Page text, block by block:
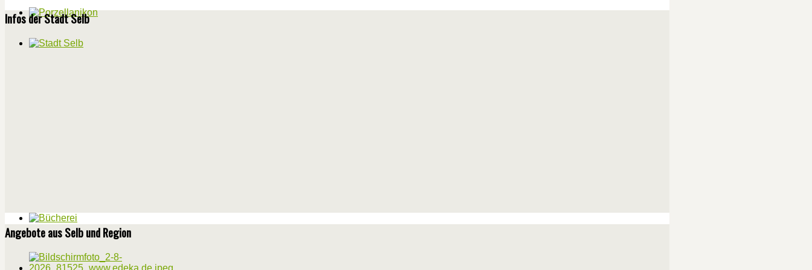
Infos der Stadt Selb
Angebote aus Selb und Region